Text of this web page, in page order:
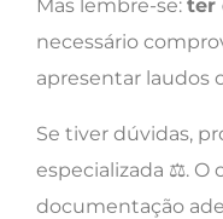
Mas lembre-se: ter
necessário
apresentar laudos
Se tiver dúvidas,
especializada ⚖️. O
documentação